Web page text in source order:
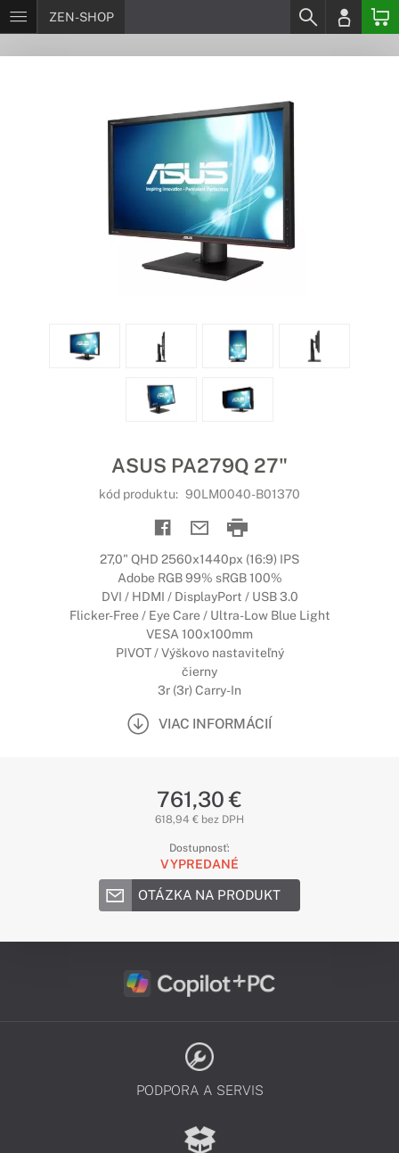
ZEN-SHOP
ASUS PA279Q 27"
kód produktu: 90LM0040-B01370
27,0" QHD 2560x1440px (16:9) IPS
Adobe RGB 99% sRGB 100%
DVI / HDMI / DisplayPort / USB 3.0
Flicker-Free / Eye Care / Ultra-Low Blue Light
VESA 100x100mm
PIVOT / Výškovo nastaviteľný
čierny
3r (3r) Carry-In
VIAC INFORMÁCIÍ
761,30 €
618,94 € bez DPH
Dostupnosť:
VYPREDANÉ
OTÁZKA NA PRODUKT
PODPORA A SERVIS